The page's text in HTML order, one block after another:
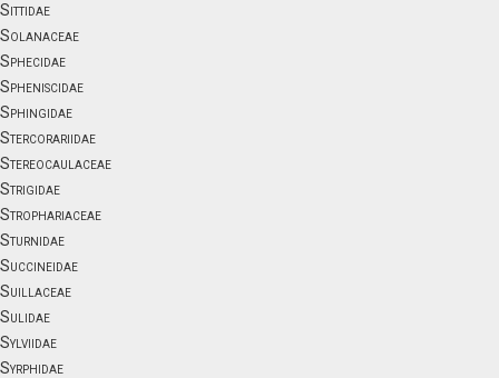
Sittidae
Solanaceae
Sphecidae
Spheniscidae
Sphingidae
Stercorariidae
Stereocaulaceae
Strigidae
Strophariaceae
Sturnidae
Succineidae
Suillaceae
Sulidae
Sylviidae
Syrphidae